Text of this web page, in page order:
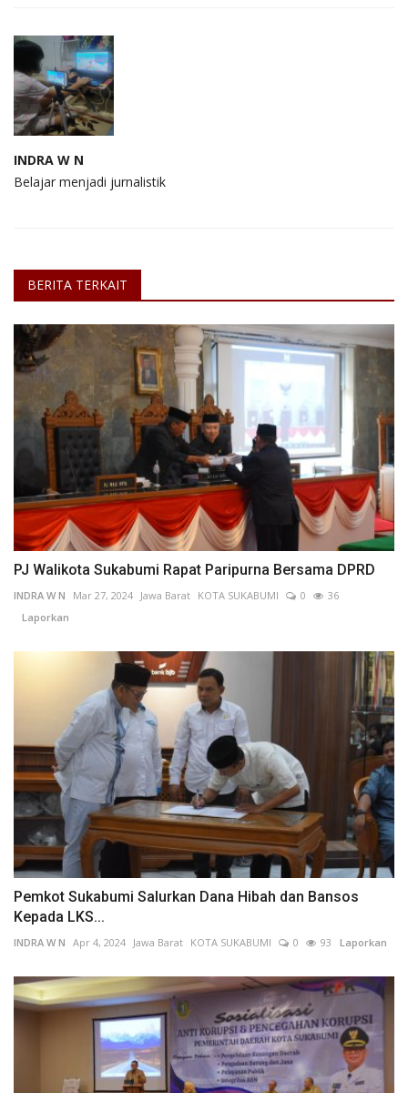
INDRA W N
Belajar menjadi jurnalistik
BERITA TERKAIT
PJ Walikota Sukabumi Rapat Paripurna Bersama DPRD
INDRA W N Mar 27, 2024 Jawa Barat KOTA SUKABUMI 0
36
Laporkan
Pemkot Sukabumi Salurkan Dana Hibah dan Bansos
Kepada LKS...
INDRA W N Apr 4, 2024 Jawa Barat KOTA SUKABUMI 0 93 Laporkan